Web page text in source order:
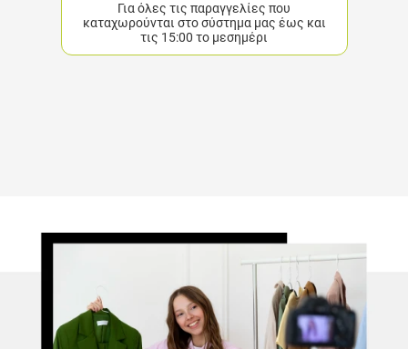
Για όλες τις παραγγελίες που
καταχωρούνται στο σύστημα μας έως και
τις 15:00 το μεσημέρι